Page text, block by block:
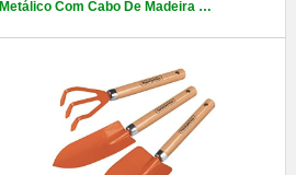
Metálico Com Cabo De Madeira …